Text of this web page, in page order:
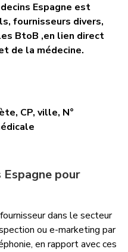
Espagne est
fournisseurs divers,
BtoB ,en lien direct
de la médecine.
CP, ville, N°
Espagne pour
dans le secteur
ou e-marketing par
en rapport avec ces